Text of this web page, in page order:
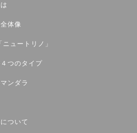
体像
ュートリノ」
つのタイプ
ンダラ
ついて